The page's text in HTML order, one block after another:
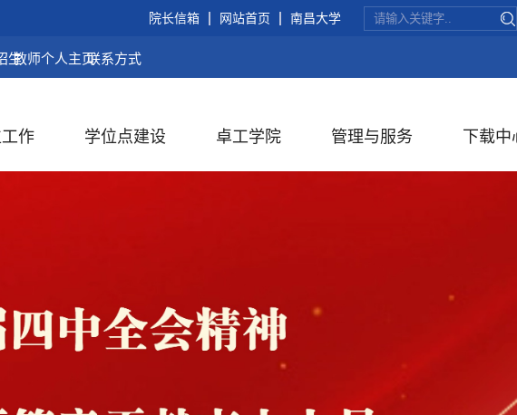
院长信箱 网站首页 南昌大学
生教师个人主页联系方式
作 学位点建设 卓工学院 管理与服务 下载中